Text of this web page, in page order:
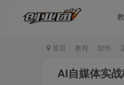
首页 教程 软件
AI自媒体实